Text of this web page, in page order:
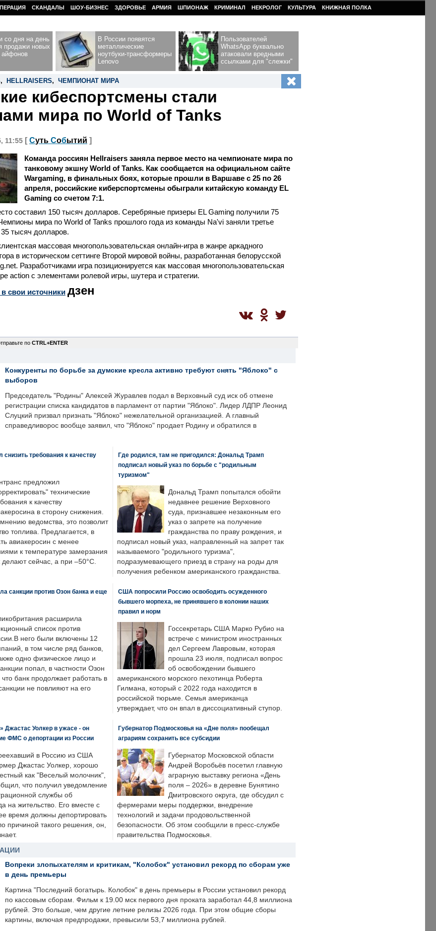
СКАНДАЛЫ ШОУ-БИЗНЕС ЗДОРОВЬЕ АРМИЯ ШПИОНАЖ КРИМИНАЛ НЕКРОЛОГ КУЛЬТУРА КНИЖНАЯ ПОЛКА
со дня на день
продажи новых
айфонов
В России появятся
металлические
ноутбуки-трансформеры
Lenovo
Пользователей
WhatsApp буквально
атаковали вредными
ссылками для "слежки"
, HELLRAISERS, ЧЕМПИОНАТ МИРА
кибеспортсмены стали
мира по World of Tanks
11:55 [ Суть Событий ]
Команда россиян Hellraisers заняла первое место на чемпионате мира по
танковому экшну World of Tanks. Как сообщается на официальном сайте
Wargaming, в финальных боях, которые прошли в Варшаве с 25 по 26
апреля, российские киберспортсмены обыграли китайскую команду EL
Gaming со счетом 7:1.
составил 150 тысяч долларов. Серебряные призеры EL Gaming получили 75
мира по World of Tanks прошлого года из команды Na'vi заняли третье
тысяч долларов.
массовая многопользовательская онлайн-игра в жанре аркадного
в историческом сеттинге Второй мировой войны, разработанная белорусской
Разработчиками игра позиционируется как массовая многопользовательская
action с элементами ролевой игры, шутера и стратегии.
в свои источники дзен
по CTRL+ENTER
Конкуренты по борьбе за думские кресла активно требуют снять "Яблоко" с
выборов
Председатель "Родины" Алексей Журавлев подал в Верховный суд иск об отмене
регистрации списка кандидатов в парламент от партии "Яблоко". Лидер ЛДПР Леонид
Слуцкий призвал признать "Яблоко" нежелательной организацией. А главный
справедливорос вообще заявил, что "Яблоко" продает Родину и обратился в
требования к качеству
предложил
технические
к качеству
в сторону снижения.
ведомства, это позволит
топлива. Предлагается, в
авиакеросин с менее
к температуре замерзания
делают сейчас, а при –50°C.
Где родился, там не пригодился: Дональд Трамп
подписал новый указ по борьбе с "родильным
туризмом"
Дональд Трамп попытался обойти
недавнее решение Верховного
суда, признавшее незаконным его
указ о запрете на получение
гражданства по праву рождения, и
подписал новый указ, направленный на запрет так
называемого "родильного туризма",
подразумевающего приезд в страну на роды для
получения ребенком американского гражданства.
санкции против Озон банка и еще
расширила
список против
него были включены 12
в том числе ряд банков,
одно физическое лицо и
попал, в частности Озон
банк продолжает работать в
не повлияют на его
США попросили Россию освободить осужденного
бывшего морпеха, не принявшего в колонии наших
правил и норм
Госсекретарь США Марко Рубио на
встрече с министром иностранных
дел Сергеем Лавровым, которая
прошла 23 июля, подписал вопрос
об освобождении бывшего
американского морского пехотинца Роберта
Гилмана, который с 2022 года находится в
российской тюрьме. Семья американца
утверждает, что он впал в диссоциативный ступор.
Джастас Уолкер в ужасе - он
ФМС о депортации из России
в Россию из США
Джастас Уолкер, хорошо
как "Веселый молочник",
что получил уведомление
службы об
на жительство. Его вместе с
время должны депортировать
причиной такого решения, он,
Губернатор Подмосковья на «Дне поля» пообещал
аграриям сохранить все субсидии
Губернатор Московской области
Андрей Воробьёв посетил главную
аграрную выставку региона «День
поля – 2026» в деревне Бунятино
Дмитровского округа, где обсудил с
фермерами меры поддержки, внедрение
технологий и задачи продовольственной
безопасности. Об этом сообщили в пресс-службе
правительства Подмосковья.
Вопреки злопыхателям и критикам, "Колобок" установил рекорд по сборам уже
в день премьеры
Картина "Последний богатырь. Колобок" в день премьеры в России установил рекорд
по кассовым сборам. Фильм к 19.00 мск первого дня проката заработал 44,8 миллиона
рублей. Это больше, чем другие летние релизы 2026 года. При этом общие сборы
картины, включая предпродажи, превысили 53,7 миллиона рублей.